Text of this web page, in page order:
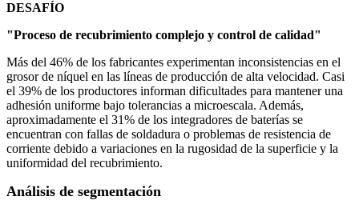
DESAFÍO
"Proceso de recubrimiento complejo y control de calidad"
Más del 46% de los fabricantes experimentan inconsistencias en el
grosor de níquel en las líneas de producción de alta velocidad. Casi
el 39% de los productores informan dificultades para mantener una
adhesión uniforme bajo tolerancias a microescala. Además,
aproximadamente el 31% de los integradores de baterías se
encuentran con fallas de soldadura o problemas de resistencia de
corriente debido a variaciones en la rugosidad de la superficie y la
uniformidad del recubrimiento.
Análisis de segmentación